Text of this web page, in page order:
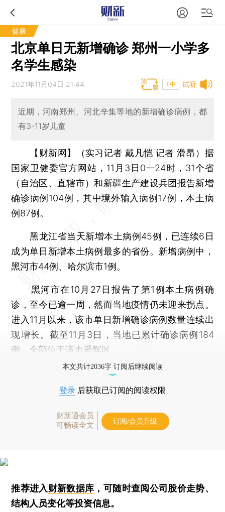
健康
北京单日无新增确诊 郑州一小学多
名学生感染
试听
2021年11月04日 21:44 T中
近期，河南郑州、河北辛集等地的新增确诊病例，都
有3-11岁儿童
【财新网】（实习记者 戴凡恺 记者 滑昂） 据
国家卫健委官方网站，11月3日0—24时，31个省
（自治区、直辖市）和新疆生产建设兵团报告新增
确诊病例104例，其中境外输入病例17例，本土病
例87例。
黑龙江省当天新增本土病例45例，已连续6日
成为单日新增本土病例最多的省份。新增病例中，
黑河市44例、哈尔滨市1例。
黑河市在10月27日报告了第1例本土病例确
诊，至今已逾一周，然而当地疫情仍未迎来拐点。
进入11月以来，该市单日新增确诊病例数量连续出
现增长。截至11月3日，当地已累计确诊病例184
例，全部位于该市爱辉区。
本文共计2036字 订阅后继续阅读
登录 后获取已订阅的阅读权限
财新通会员
可畅读全文
订阅/会员升级
推荐进入财新数据库 ，可随时查阅公司股价走势、
结构人员变化等投资信息。